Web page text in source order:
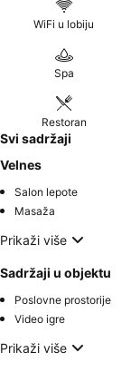
WiFi u lobiju
Spa
Restoran
Svi sadržaji
Velnes
Salon lepote
Masaža
Prikaži više
Sadržaji u objektu
Poslovne prostorije
Video igre
Prikaži više